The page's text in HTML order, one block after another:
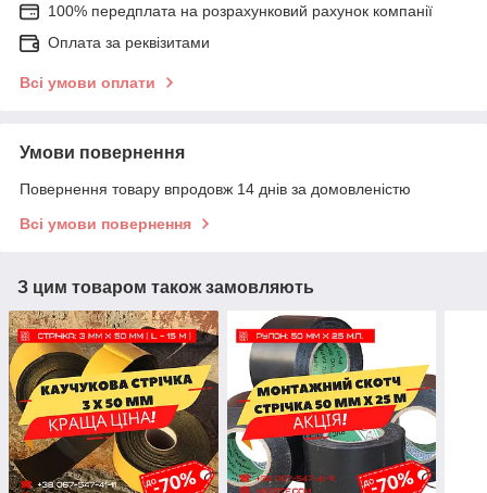
100% передплата на розрахунковий рахунок компанії
Оплата за реквізитами
Всі умови оплати
Умови повернення
Повернення товару впродовж 14 днів за домовленістю
Всі умови повернення
З цим товаром також замовляють